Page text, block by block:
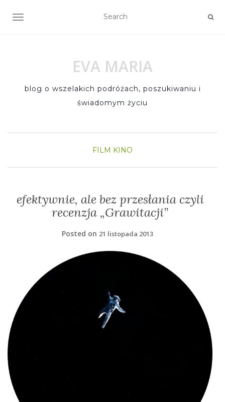
TOGGLE NAVIGATION
EVA MARIA
blog o wszelakich podróżach, poszukiwaniu i
świadomym życiu
FILM KINO
efektywnie, ale bez przesłania czyli
recenzja „Grawitacji”
Posted on 21 listopada 2013